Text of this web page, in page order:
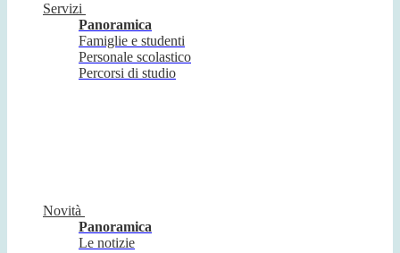
Servizi
Panoramica
Famiglie e studenti
Personale scolastico
Percorsi di studio
Novità
Panoramica
Le notizie